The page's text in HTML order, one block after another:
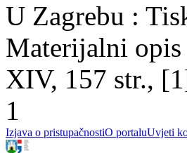
U Zagrebu :
Materijalni opis
XIV, 157 str.,
1
Izjava o pristupačnostiO portaluUvjeti